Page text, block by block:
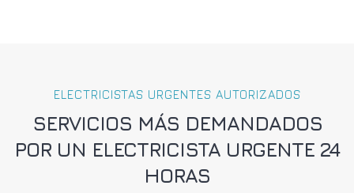
ELECTRICISTAS URGENTES AUTORIZADOS
SERVICIOS MÁS DEMANDADOS
POR UN ELECTRICISTA URGENTE 24
HORAS